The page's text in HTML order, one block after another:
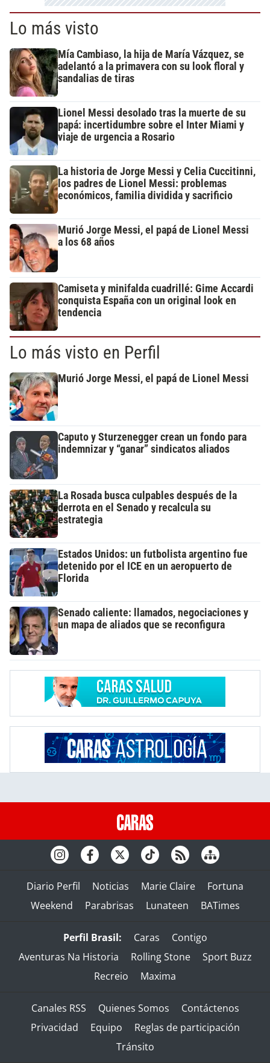
Lo más visto
Mía Cambiaso, la hija de María Vázquez, se
adelantó a la primavera con su look floral y
sandalias de tiras
Lionel Messi desolado tras la muerte de su
papá: incertidumbre sobre el Inter Miami y
viaje de urgencia a Rosario
La historia de Jorge Messi y Celia Cuccitinni,
los padres de Lionel Messi: problemas
económicos, familia dividida y sacrificio
Murió Jorge Messi, el papá de Lionel Messi
a los 68 años
Camiseta y minifalda cuadrillé: Gime Accardi
conquista España con un original look en
tendencia
Lo más visto en Perfil
Murió Jorge Messi, el papá de Lionel Messi
Caputo y Sturzenegger crean un fondo para
indemnizar y “ganar” sindicatos aliados
La Rosada busca culpables después de la
derrota en el Senado y recalcula su
estrategia
Estados Unidos: un futbolista argentino fue
detenido por el ICE en un aeropuerto de
Florida
Senado caliente: llamados, negociaciones y
un mapa de aliados que se reconfigura
Diario Perfil Noticias Marie Claire
Fortuna
Weekend
Parabrisas Lunateen BATimes
Perfil Brasil: Caras
Contigo
Aventuras Na Historia
Rolling Stone
Sport Buzz
Recreio
Maxima
Canales RSS Quienes Somos
Contáctenos
Privacidad
Equipo
Reglas de participación
Tránsito